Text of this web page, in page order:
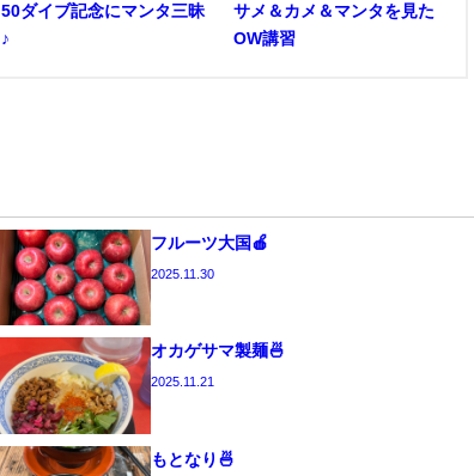
50ダイブ記念にマンタ三昧
♪
サメ＆カメ＆マンタを見た
OW講習
フルーツ大国🍎
2025.11.30
オカゲサマ製麺🍜
2025.11.21
もとなり🍜